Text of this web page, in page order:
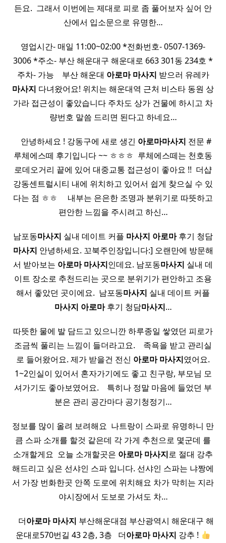
든요. ​ 그래서 이번에는 제대로 피로 좀 풀어보자 싶어 안
산에서 입소문으로 유명한…
영업시간- 매일 11:00~02:00 *전화번호- 0507-1369-
3006 *주소- 부산 해운대구 해운대로 663 301동 234호 *
주차- 가능 ​ ​ ​ 부산 해운대 아로마 마사지 받으러 유레카
마사지 다녀왔어요! 위치는 해운대역 근처 비스타 동원 상
가라 접근성이 좋았습니다 주차도 상가 건물에 하시고 차
량번호 말씀 드리면 된다고 하네요…
​ ​ ​ 안녕하세요 ! 강동구에 새로 생긴 아로마마사지 전문 #
루체에스떼 후기입니다 ~~ ㅎㅎㅎ ​ 루체에스떼는 천호동
로데오거리 끝에 있어 대중교통 접근성이 좋아요 !! ​ 더샵
강동센트럴시티 내에 위치하고 있어서 쉽게 찾으실 수 있
다는 점 ㅎㅎ ​ ​ ​ ​ 내부는 은은한 조명과 분위기로 따뜻하고
편안한 느낌을 주시려고 하신…
남포동마사지 실내 데이트 커플 마사지 아로마후기 청담
마사지 안녕하세요. 꼬북주인장입니다:] 오랜만에 방문해
서 받아보는 아로마 마사지인데요. 남포동마사지 실내 데
이트 장소로 추천드리는 곳으로 분위기가 편안하고 조용
해서 좋았던 곳이에요. ​ 남포동마사지 실내 데이트 커플
마사지 아로마후기 청담마사지…
따뜻한 물에 발 담드고 있으니깐 하루종일 쌓였던 피로가
조금씩 풀리는 느낌이 들더라고요. ​ ​ ​ 족욕을 받고 관리실
로 들어왔어요. 제가 받을건 전신 아로마 마사지였어요.
1~2인실이 있어서 혼자가기에도 좋고 친구랑, 부모님 모
셔가기도 좋아보였어요. ​ ​ ​ 특히나 정말 마음에 들었던 부
분은 관리 공간마다 공기청정기…
정보를 많이 올려 보려해요 ​ 나트랑이 스파로 유명하니 만
큼 스파 소개를 할것 같은데 각 가게 추천으로 몇군데 를
소개할게요 ​ 오늘 소개할곳은 아로마 마사지로 절대 강추
해드리고 싶은 선샤인 스파 입니다. 선샤인 스파는 냐짱에
서 가장 번화한곳 안쪽 도로에 위치해요 차가 막히는 지라
야시장에서 도보로 가셔도 차…
​ ​ ​ 더아로마 마사지 부산해운대점 부산광역시 해운대구 해
운대로570번길 43 2층, 3층 ​ ​ 더아로마 마사지 강추 !